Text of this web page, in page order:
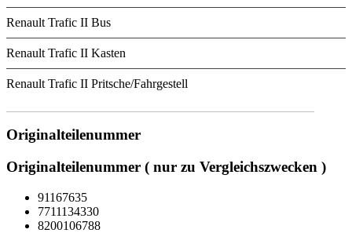
Renault Trafic II Bus
Renault Trafic II Kasten
Renault Trafic II Pritsche/Fahrgestell
Originalteilenummer
Originalteilenummer ( nur zu Vergleichszwecken )
91167635
7711134330
8200106788